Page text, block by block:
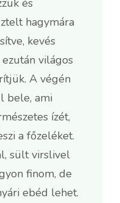
és
hagymára
kevés
világos
A végén
bele, ami
ízét,
a főzeléket.
sült virslivel
finom, de
ebéd lehet.